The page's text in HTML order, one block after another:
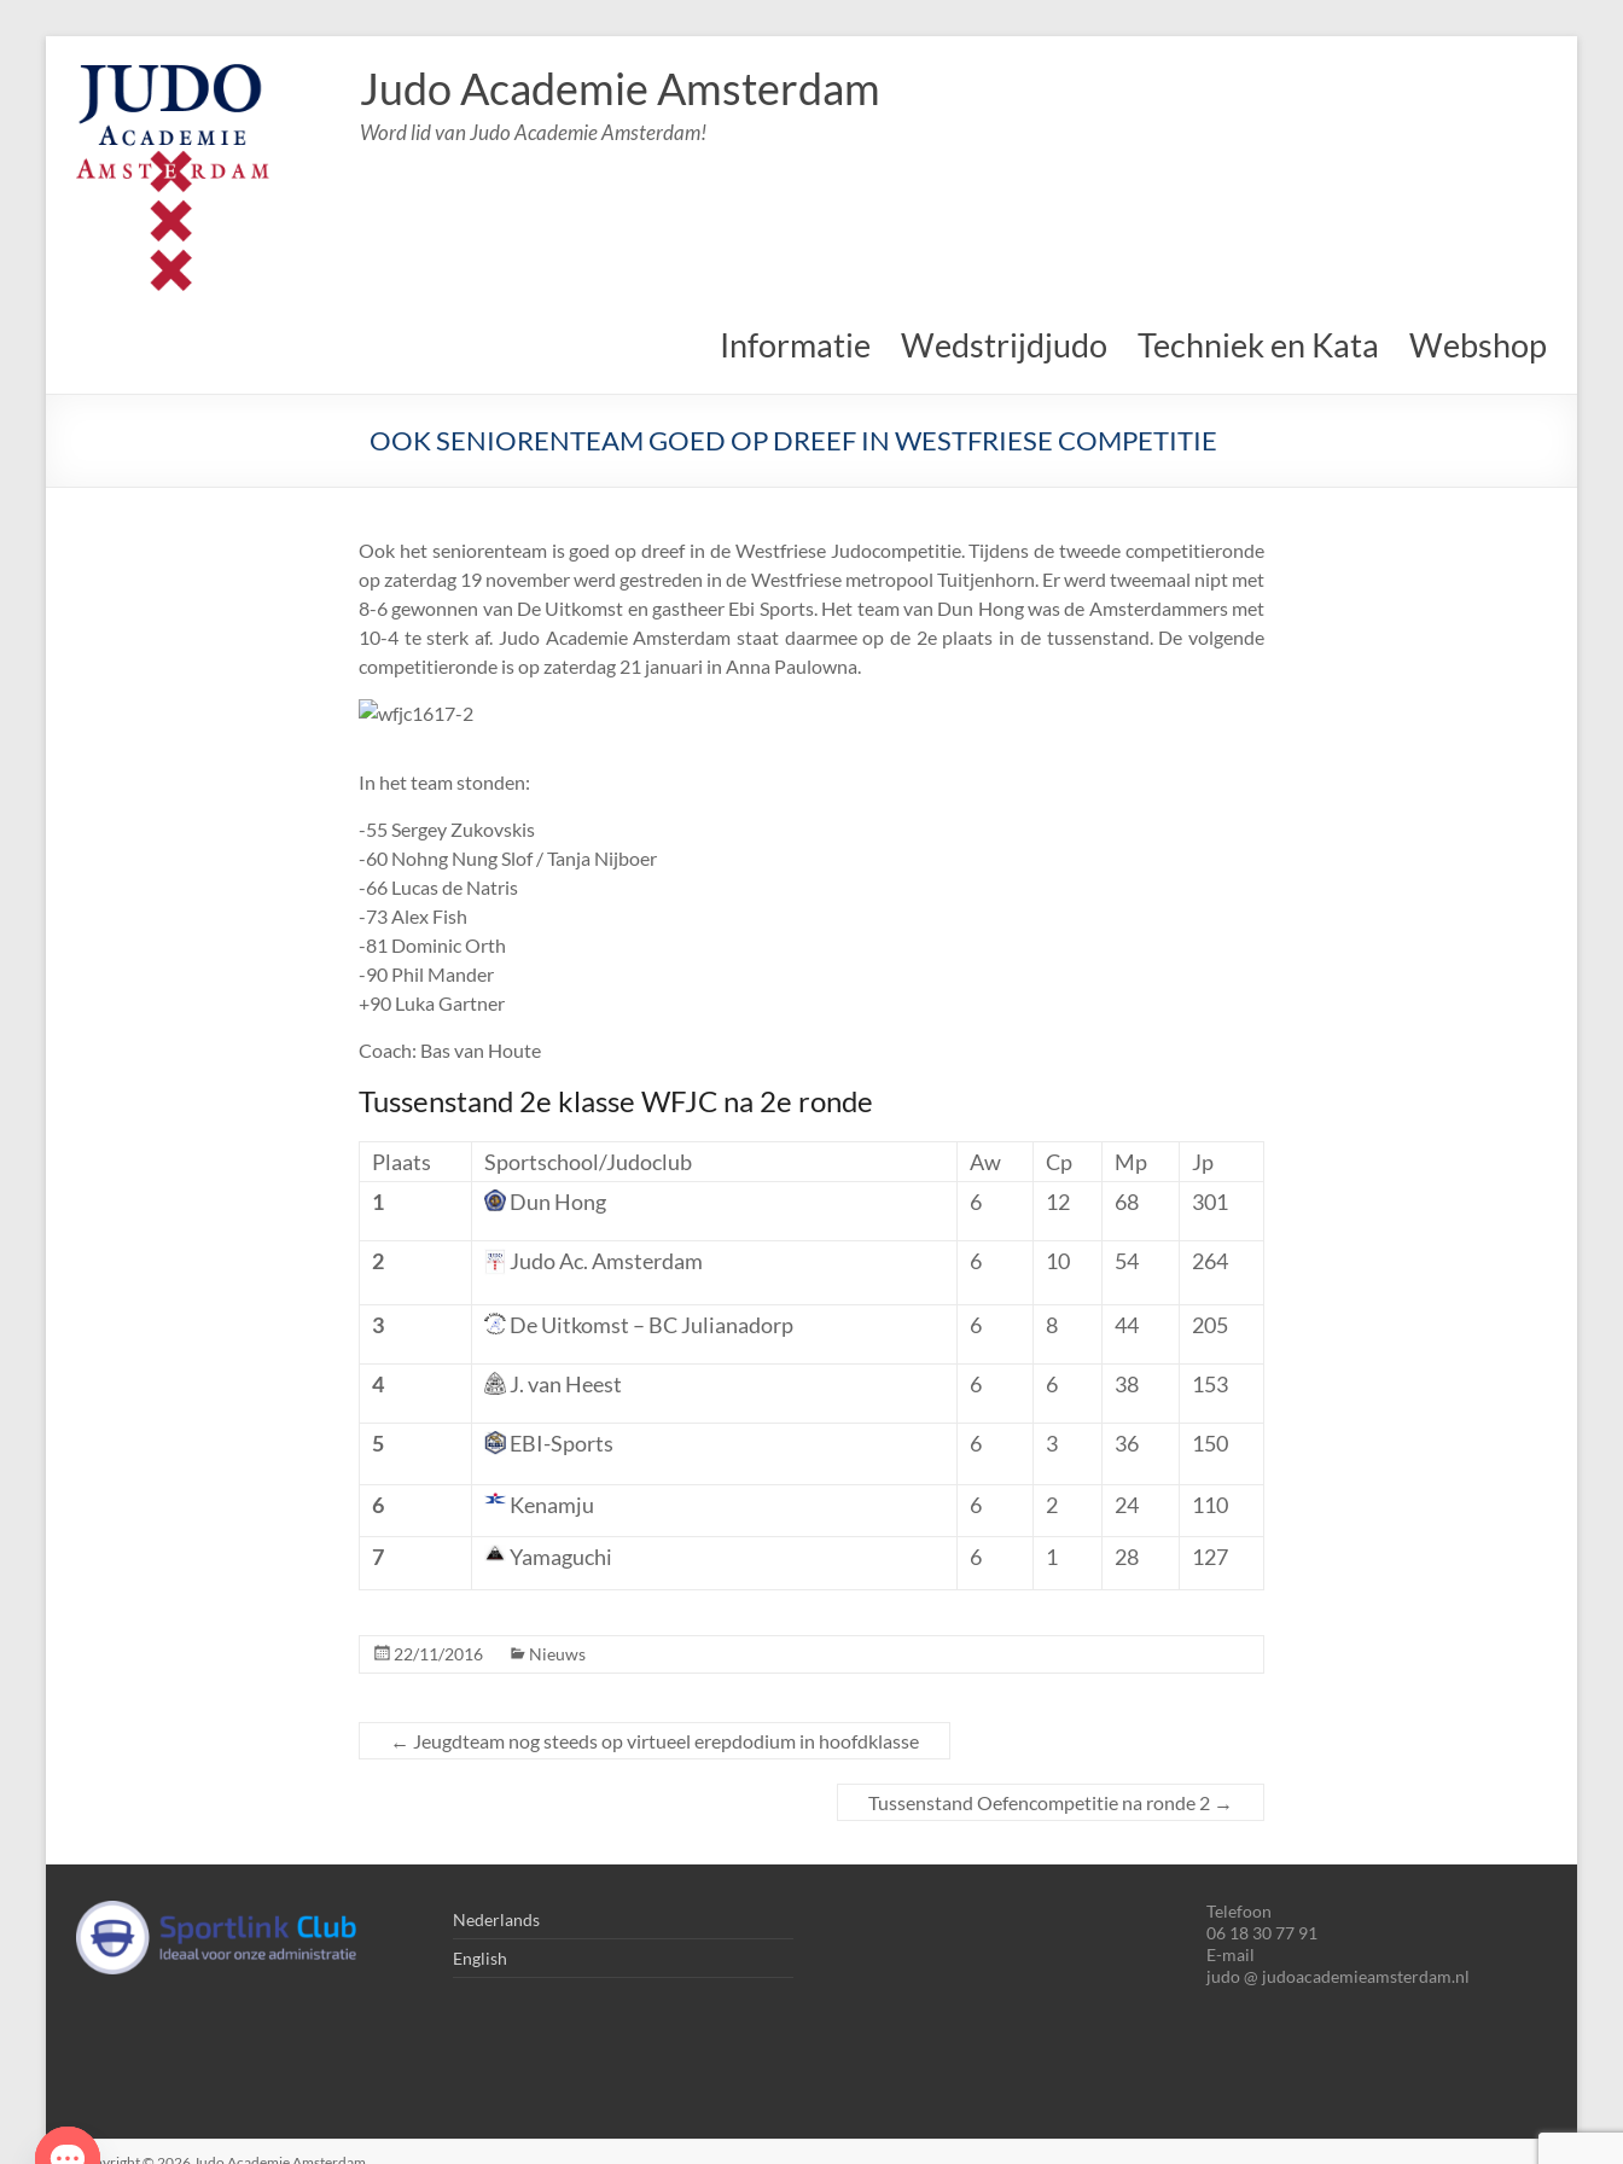
Judo Academie Amsterdam
Word lid van Judo Academie Amsterdam!
Informatie Wedstrijdjudo Techniek en Kata Webshop
OOK SENIORENTEAM GOED OP DREEF IN WESTFRIESE COMPETITIE
Ook het seniorenteam is goed op dreef in de Westfriese Judocompetitie. Tijdens de tweede competitieronde
op zaterdag 19 november werd gestreden in de Westfriese metropool Tuitjenhorn. Er werd tweemaal nipt met
8-6 gewonnen van De Uitkomst en gastheer Ebi Sports. Het team van Dun Hong was de Amsterdammers met
10-4 te sterk af. Judo Academie Amsterdam staat daarmee op de 2e plaats in de tussenstand. De volgende
competitieronde is op zaterdag 21 januari in Anna Paulowna.
In het team stonden:
-55 Sergey Zukovskis
-60 Nohng Nung Slof / Tanja Nijboer
-66 Lucas de Natris
-73 Alex Fish
-81 Dominic Orth
-90 Phil Mander
+90 Luka Gartner
Coach: Bas van Houte
Tussenstand 2e klasse WFJC na 2e ronde
Plaats Sportschool/Judoclub Aw Cp Mp
Jp
1
Dun Hong 6 12 68 301
2 Judo Ac. Amsterdam 6 10 54 264
3 De Uitkomst – BC Julianadorp 6 8 44 205
4 J. van Heest 6 6 38 153
5 EBI-Sports 6 3 36 150
6 Kenamju 6 2 24
110
7
Yamaguchi 6 1 28 127
22/11/2016 Nieuws
← Jeugdteam nog steeds op virtueel erepdodium in hoofdklasse
Tussenstand Oefencompetitie na ronde 2 →
Nederlands
English
Telefoon
06 18 30 77 91
E-mail
judo @ judoacademieamsterdam.nl